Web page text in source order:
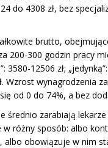
do 4308 zł, bez
brutto,
200-300 godzin pracy
3580-12506 zł;
Wzrost wynagrodzenia
od 0 do 74%, a bez
średnio zarabiają
w różny sposób: albo
albo obowiązuje w nim